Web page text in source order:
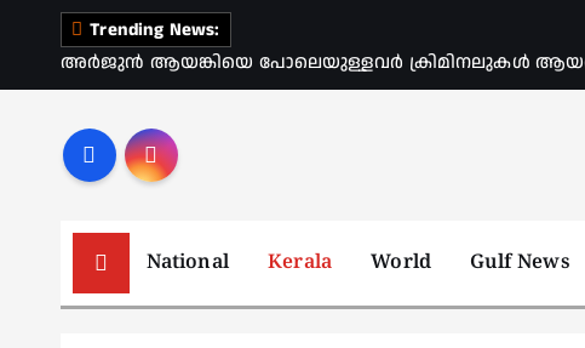
Trending News:
അർജുൻ ആയങ്കിയെ പോലെയുള്ളവർ ക്രിമിനലുകൾ
National Kerala World Gulf News